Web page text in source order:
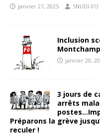
janvier 27, 2025 SNUDI-FO
Inclusion
janvier 20,
3 jours de
arrêts
Préparons la grève
reculer !